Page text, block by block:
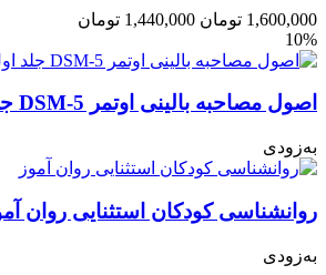
1,600,000 تومان 1,440,000 تومان
10%
اصول مصاحبه بالینی اوتمر DSM-5 جلد اول
به‌زودی
روانشناسی کودکان استثنایی روان
به‌زودی